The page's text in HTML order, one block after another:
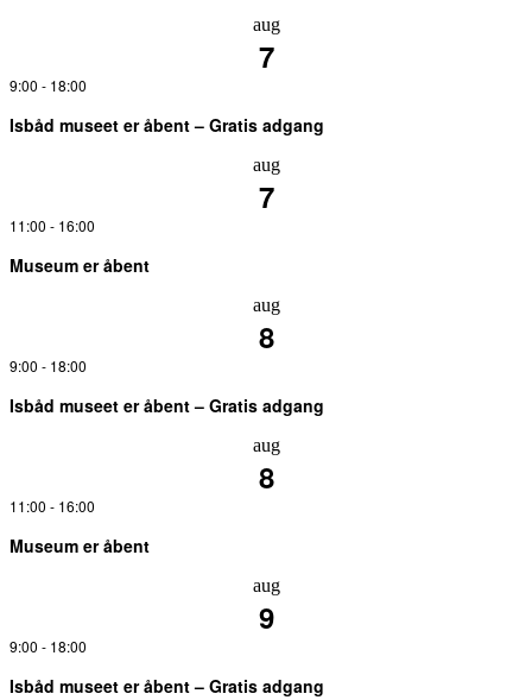
aug
7
9:00 - 18:00
Isbåd museet er åbent – Gratis adgang
aug
7
11:00 - 16:00
Museum er åbent
aug
8
9:00 - 18:00
Isbåd museet er åbent – Gratis adgang
aug
8
11:00 - 16:00
Museum er åbent
aug
9
9:00 - 18:00
Isbåd museet er åbent – Gratis adgang